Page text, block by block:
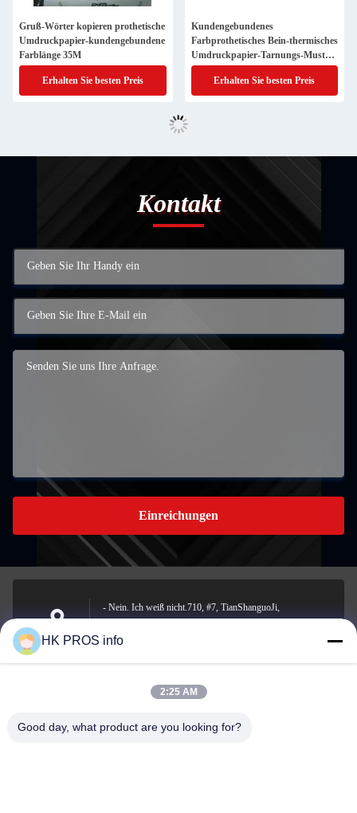
Gruß-Wörter kopieren prothetische
Umdruckpapier-kundengebundene
Farblänge 35M
Erhalten Sie besten Preis
Kundengebundenes
Farbprothetisches Bein-thermisches
Umdruckpapier-Tarnungs-Muster
40cm
Erhalten Sie besten Preis
Kontakt
Einreichungen
Anschrift
- Nein. Ich weiß nicht.710, #7, TianShanguoJi,
Yanjiao, Sanhe, Provinz
E-Mail-Adresse
info@chppros.com
HK PROS info
2:25 AM
Good day, what product are you looking for?